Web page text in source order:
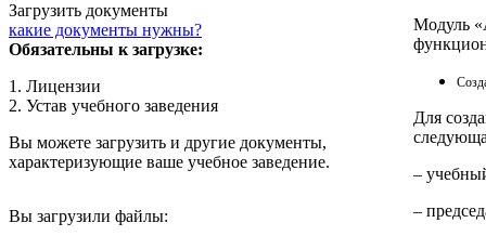
Загрузить документы
какие документы нужны?
Обязательны к загрузке:
1. Лицензии
2. Устав учебного заведения
Вы можете загрузить и другие документы,
характеризующие ваше учебное заведение.
Вы загрузили файлы:
Модуль
Для
–
–